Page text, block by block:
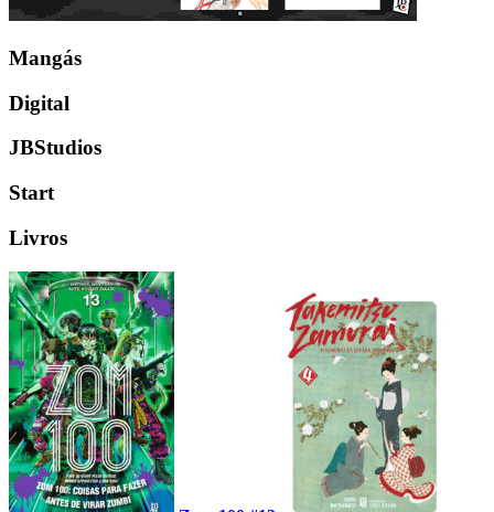
Mangás
Digital
JBStudios
Start
Livros